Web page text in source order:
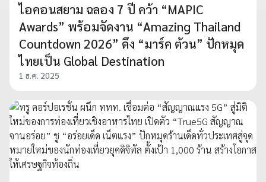
ไอคอนสยาม ฉลอง 7 ปี คว้า “MAPIC
Awards” พร้อมจัดงาน “Amazing Thailand
Countdown 2026” ดึง “มาร์ค ต้วน” ปักหมุด
ไทยเป็น Global Destination
1 ธ.ค. 2025